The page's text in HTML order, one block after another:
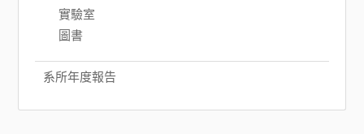
實驗室
圖書
系所年度報告